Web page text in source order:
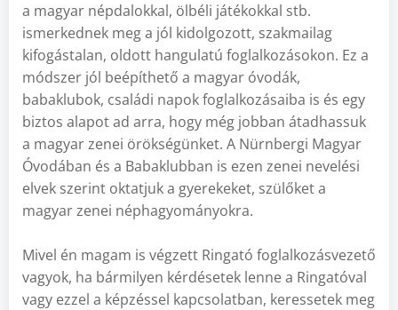
a magyar népdalokkal, ölbéli játékokkal stb.
ismerkednek meg a jól kidolgozott, szakmailag
kifogástalan, oldott hangulatú foglalkozásokon. Ez a
módszer jól beépíthető a magyar óvodák,
babaklubok, családi napok foglalkozásaiba is és egy
biztos alapot ad arra, hogy még jobban átadhassuk
a magyar zenei örökségünket. A Nürnbergi Magyar
Óvodában és a Babaklubban is ezen zenei nevelési
elvek szerint oktatjuk a gyerekeket, szülőket a
magyar zenei néphagyományokra.
Mivel én magam is végzett Ringató foglalkozásvezető
vagyok, ha bármilyen kérdésetek lenne a Ringatóval
vagy ezzel a képzéssel kapcsolatban, keressetek meg